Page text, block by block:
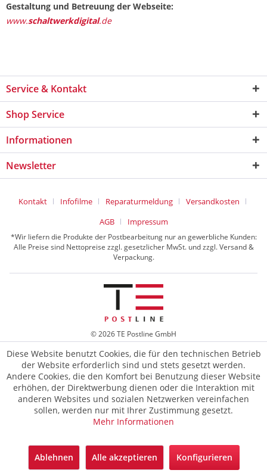
Gestaltung und Betreuung der Webseite:
www.schaltwerkdigital.de
Service & Kontakt
Shop Service
Informationen
Newsletter
Kontakt Infofilme Reparaturmeldung
Versandkosten
AGB
Impressum
*Wir liefern die Produkte der Postbearbeitung nur an gewerbliche Kunden:
Alle Preise sind Nettopreise zzgl. gesetzlicher MwSt. und zzgl. Versand &
Verpackung.
© 2026 TE Postline GmbH
Diese Website benutzt Cookies, die für den technischen Betrieb
der Website erforderlich sind und stets gesetzt werden.
Andere Cookies, die den Komfort bei Benutzung dieser Website
erhöhen, der Direktwerbung dienen oder die Interaktion mit
anderen Websites und sozialen Netzwerken vereinfachen
sollen, werden nur mit Ihrer Zustimmung gesetzt.
Mehr Informationen
Ablehnen Alle akzeptieren Konfigurieren